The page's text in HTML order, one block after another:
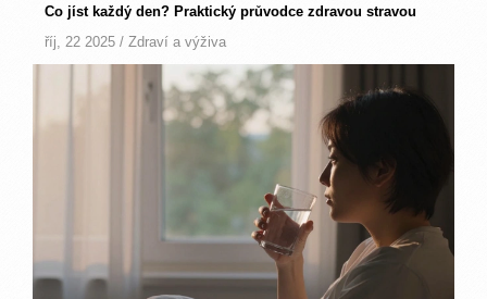
Co jíst každý den? Praktický průvodce zdravou stravou
říj, 22 2025 /Zdraví a výživa